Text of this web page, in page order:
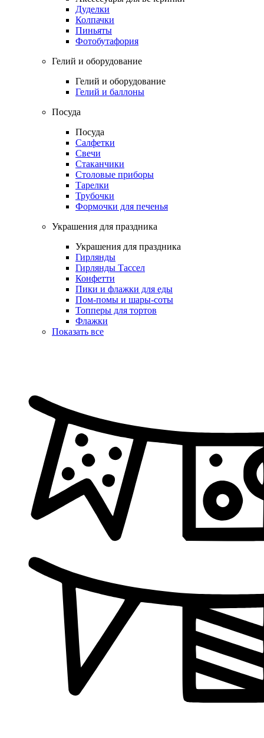
Дуделки
Колпачки
Пиньяты
Фотобутафория
Гелий и оборудование
Гелий и оборудование
Гелий и баллоны
Посуда
Посуда
Салфетки
Свечи
Стаканчики
Столовые приборы
Тарелки
Трубочки
Формочки для печенья
Украшения для праздника
Украшения для праздника
Гирлянды
Гирлянды Тассел
Конфетти
Пики и флажки для еды
Пом-помы и шары-соты
Топперы для тортов
Флажки
Показать все